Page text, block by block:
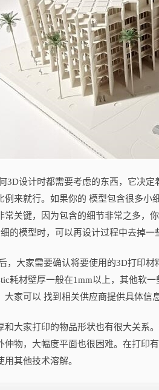
设计时都需要考虑的东西，它决定
例来就行。如果你的 模型包含很多
常关键，因为包含的细节非常之多，
的模型时，可以再设计过程中去掉
家需要确认将要使用的3D打印材
耗材壁厚一般在1mm以上，其他软
家可以 找到相关供应商提供具体信息
家打印的物品形状也有很大关系。
伸物，大幅度平面也很困难。在打印
其他技术溶解。